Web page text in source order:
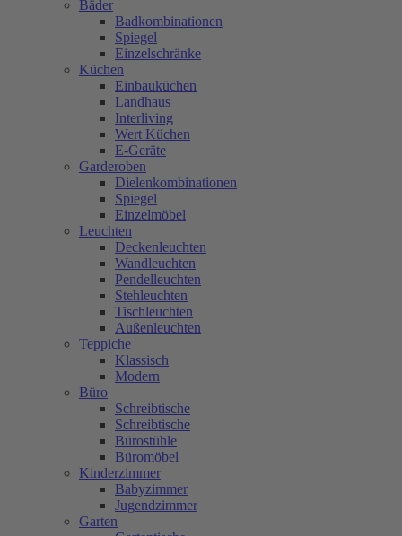
Bäder
Badkombinationen
Spiegel
Einzelschränke
Küchen
Einbauküchen
Landhaus
Interliving
Wert Küchen
E-Geräte
Garderoben
Dielenkombinationen
Spiegel
Einzelmöbel
Leuchten
Deckenleuchten
Wandleuchten
Pendelleuchten
Stehleuchten
Tischleuchten
Außenleuchten
Teppiche
Klassisch
Modern
Büro
Schreibtische
Schreibtische
Bürostühle
Büromöbel
Kinderzimmer
Babyzimmer
Jugendzimmer
Garten